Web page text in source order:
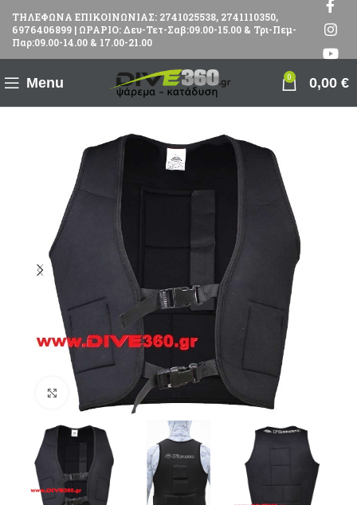
ΤΗΛΕΦΩΝΑ ΕΠΙΚΟΙΝΩΝΙΑΣ: 2741025538, 2741110350,
6976406899 | ΩΡΑΡΙΟ: Δευ-Τετ-Σαβ:09.00-15.00 & Τρι-Πεμ-
Παρ:09.00-14.00 & 17.00-21.00
Menu 0 0,00 €
Πατήστε για μεγέθυνση